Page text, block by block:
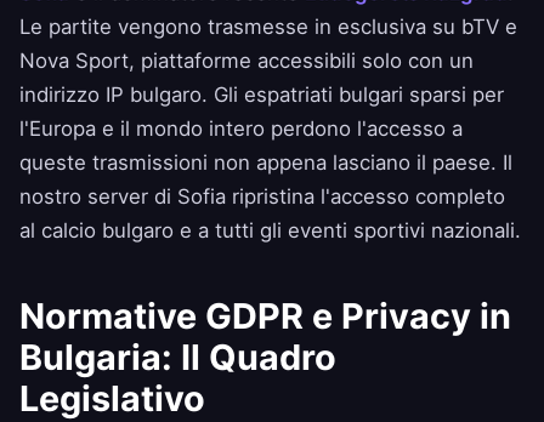
Le partite vengono trasmesse in esclusiva su bTV e
Nova Sport, piattaforme accessibili solo con un
indirizzo IP bulgaro. Gli espatriati bulgari sparsi per
l'Europa e il mondo intero perdono l'accesso a
queste trasmissioni non appena lasciano il paese. Il
nostro server di Sofia ripristina l'accesso completo
al calcio bulgaro e a tutti gli eventi sportivi nazionali.
Normative GDPR e Privacy in
Bulgaria: Il Quadro
Legislativo